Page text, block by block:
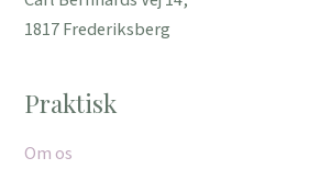
1817 Frederiksberg
Praktisk
Om os